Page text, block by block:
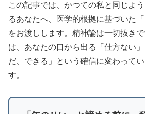
この記事では、かつての私と同じよ
るあなたへ、医学的根拠に基づいた
をお渡しします。精神論は一切抜き
は、あなたの口から出る「仕方ない
だ、できる」という確信に変わって
す。